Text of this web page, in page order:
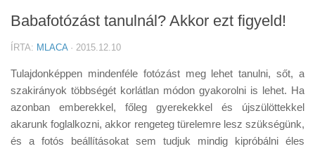
Cikkek
Firmware
Tudástár
Tanácsok
Babafotózást tanulnál? Akkor ezt figyeld!
ÍRTA: MLACA· 2015.12.10
Tulajdonképpen mindenféle fotózást meg lehet tanulni, sőt, a
szakirányok többségét korlátlan módon gyakorolni is lehet. Ha
azonban emberekkel, főleg gyerekekkel és újszülöttekkel
akarunk foglalkozni, akkor rengeteg türelemre lesz szükségünk,
és a fotós beállításokat sem tudjuk mindig kipróbálni éles